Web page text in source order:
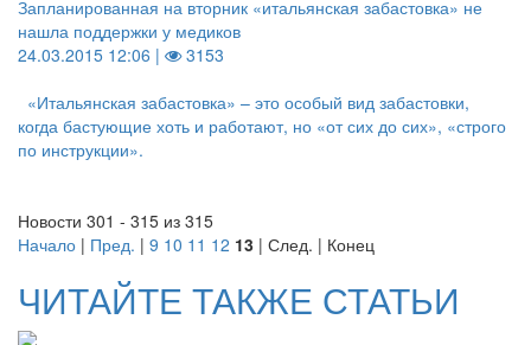
Запланированная на вторник «итальянская забастовка» не
нашла поддержки у медиков
24.03.2015 12:06 |
3153
«Итальянская забастовка» – это особый вид забастовки,
когда бастующие хоть и работают, но «от сих до сих», «строго
по инструкции».
Новости 301 - 315 из 315
Начало | Пред. | 9 10 11 12 13 | След. | Конец
ЧИТАЙТЕ ТАКЖЕ СТАТЬИ